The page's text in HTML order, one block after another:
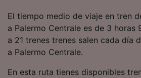
El tiempo medio de viaje en tren
a Palermo Centrale es de 3 horas
a 21 trenes trenes salen cada día
a Palermo Centrale.
En esta ruta tienes disponibles
características del dispositivo
identificación. Almacenar la
dispositivo y/o acceder a
contenido personalizados,
publicidad y contenido,
audiencia y desarrollo de